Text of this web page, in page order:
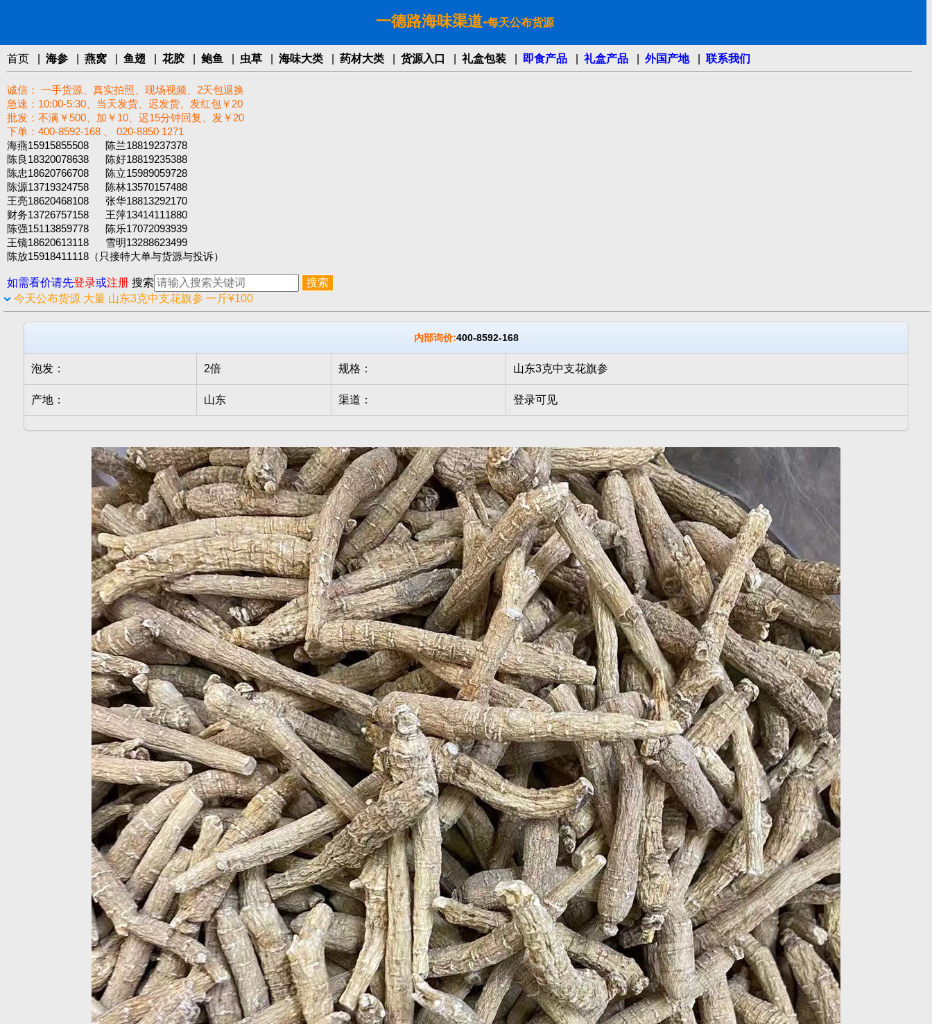
一德路海味渠道-每天公布货源
首页 海参 燕窝 鱼翅 花胶 鲍鱼 虫草 海味大类 药材大类 货源入口 礼盒包装 即食产品 礼盒产品 外国产地| 联系我们
诚信： 一手货源、真实拍照、现场视频、2天包退换
急速：10:00-5:30、当天发货、迟发货、发红包￥20
批发：不满￥500、加￥10、迟15分钟回复、发￥20
下单：400-8592-168 、 020-8850 1271‬
海燕15915855508 陈兰18819237378
陈良18320078638 陈好18819235388
陈忠18620766708 陈立15989059728
陈源13719324758 陈林13570157488
王亮18620468108 张华18813292170
财务13726757158 王萍13414111880
陈强15113859778 陈乐17072093939
王镜18620613118 雪明13288623499
陈放15918411118（只接特大单与货源与投诉）
如需看价请先登录或注册 搜索
今天公布货源 大量 山东3克中支花旗参 一斤¥100
内部询价:400-8592-168
泡发： 2倍 规格： 山东3克中支花旗参
产地： 山东 渠道： 登录可见